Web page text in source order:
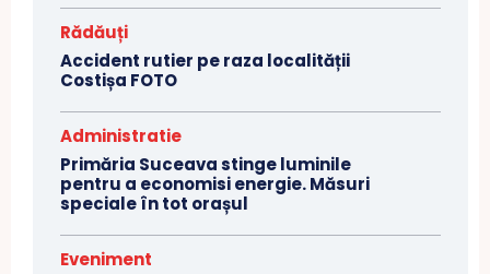
Rădăuți
Accident rutier pe raza localității
Costișa FOTO
Administratie
Primăria Suceava stinge luminile
pentru a economisi energie. Măsuri
speciale în tot orașul
Eveniment